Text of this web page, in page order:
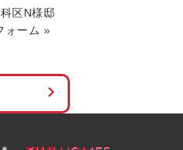
区N様邸
ォーム »